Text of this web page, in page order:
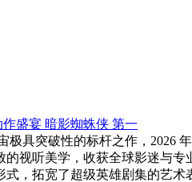
盛宴 暗影蜘蛛侠 第一
极具突破性的标杆之作，2026
的视听美学，收获全球影迷与
式，拓宽了超级英雄剧集的艺